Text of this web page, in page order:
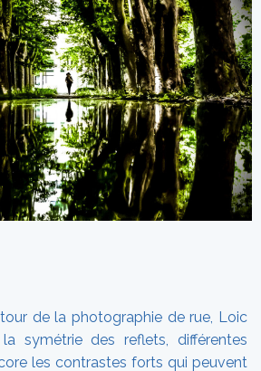
de la photographie de rue, Loic
symétrie des reflets, différentes
les contrastes forts qui peuvent